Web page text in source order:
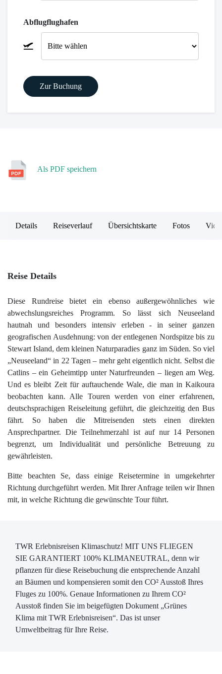
Mexiko
Peru
Buchung
Abflugflughafen
Zur Buchung
Als PDF speichern
Details Reiseverlauf Übersichtskarte Fotos
Reise Details
Diese Rundreise bietet ein ebenso außergewöhnliches wie
abwechslungsreiches Programm. So lässt sich Neuseeland
hautnah und besonders intensiv erleben - in seiner ganzen
geografischen Ausdehnung: von der entlegenen Nordspitze bis zu
Stewart Island, dem kleinen Naturparadies ganz im Süden. So viel
„Neuseeland“ in 22 Tagen – mehr geht eigentlich nicht. Selbst die
Catlins – ein Geheimtipp unter Naturfreunden – liegen am Weg.
Und es bleibt Zeit für auftauchende Wale, die man in Kaikoura
beobachten kann. Alle Touren werden von einer erfahrenen,
deutschsprachigen Reiseleitung geführt, die gleichzeitig den Bus
fährt. So haben die Mitreisenden stets einen direkten
Ansprechpartner. Die Teilnehmerzahl ist auf nur 14 Personen
begrenzt, um Individualität und persönliche Betreuung zu
gewährleisten.
Bitte beachten Se, dass einige Reisetermine in umgekehrter
Richtung durchgeführt werden. Mit Ihrer Anfrage teilen wir Ihnen
mit, in welche Richtung die gewünschte Tour führt.
TWR Erlebnisreisen Klimaschutz! MIT UNS FLIEGEN
SIE GARANTIERT 100% KLIMANEUTRAL, denn wir
pflanzen für diese Reisebuchung die entsprechende Anzahl
an Bäumen und kompensieren somit den CO² Ausstoß Ihres
Fluges zu 100%. Genaue Informationen zu Ihrem CO²
Ausstoß finden Sie im beigefügten Dokument „Grünes
Klima mit TWR Erlebnisreisen“. Das ist unser
Umweltbeitrag für Ihre Reise.